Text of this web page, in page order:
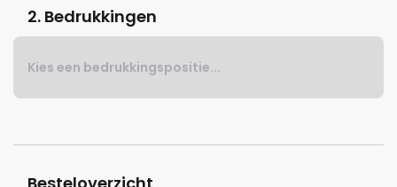
2. Bedrukkingen
Kies een bedrukkingspositie...